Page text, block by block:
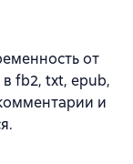
от
fb2, txt, epub,
и